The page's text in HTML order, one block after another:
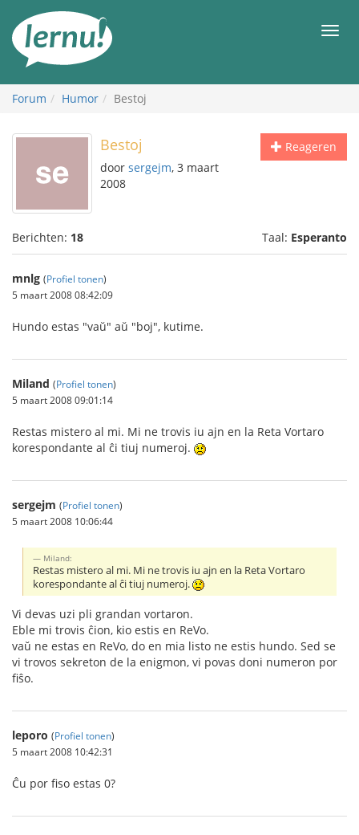
inhoud
Forum Humor Bestoj
Reageren
Bestoj
door sergejm, 3 maart
2008
Berichten: 18 Taal: Esperanto
mnlg (Profiel tonen)
5 maart 2008 08:42:09
Hundo estas "vaŭ" aŭ "boj", kutime.
Miland (Profiel tonen)
5 maart 2008 09:01:14
Restas mistero al mi. Mi ne trovis iu ajn en la Reta Vortaro
korespondante al ĉi tiuj numeroj.
sergejm (Profiel tonen)
5 maart 2008 10:06:44
Miland:
Restas mistero al mi. Mi ne trovis iu ajn en la Reta Vortaro
korespondante al ĉi tiuj numeroj.
Vi devas uzi pli grandan vortaron.
Eble mi trovis ĉion, kio estis en ReVo.
vaŭ ne estas en ReVo, do en mia listo ne estis hundo. Sed se
vi trovos sekreton de la enigmon, vi povas doni numeron por
fiŝo.
leporo (Profiel tonen)
5 maart 2008 10:42:31
Ĉu por fiso estas 0?